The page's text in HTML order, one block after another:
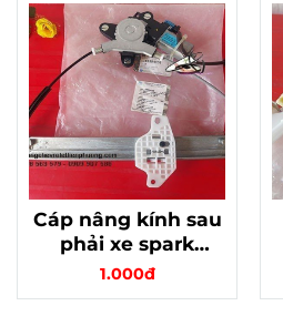
Cáp nâng kính sau
phải xe spark
m300 chính hãng
mã 95394105
1.000đ